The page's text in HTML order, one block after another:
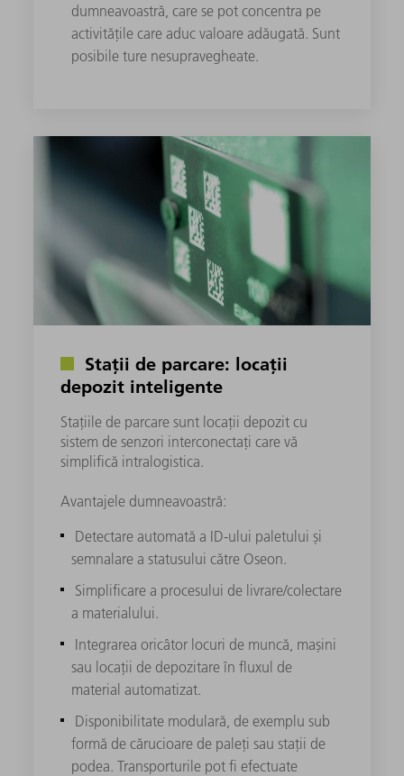
dumneavoastră, care se pot concentra pe
activitățile care aduc valoare adăugată. Sunt
posibile ture nesupravegheate.
Stații de parcare: locații
depozit inteligente
Stațiile de parcare sunt locații depozit cu
sistem de senzori interconectați care vă
simplifică intralogistica.
Avantajele dumneavoastră:
Detectare automată a ID-ului paletului și
semnalare a statusului către Oseon.
Simplificare a procesului de livrare/colectare
a materialului.
Integrarea oricâtor locuri de muncă, mașini
sau locații de depozitare în fluxul de
material automatizat.
Disponibilitate modulară, de exemplu sub
formă de cărucioare de paleți sau stații de
podea. Transporturile pot fi efectuate